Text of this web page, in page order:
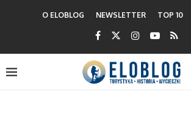
O ELOBLOG NEWSLETTER TOP 10